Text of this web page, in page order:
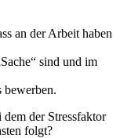
an der Arbeit haben
sind und im
bewerben.
der Stressfaktor
folgt?